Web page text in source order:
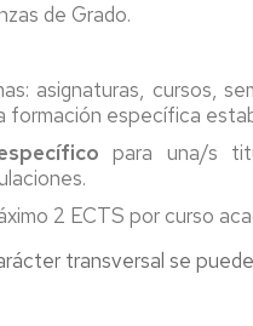
laboral
Expertia
de
de Grado.
asignaturas, cursos,
formación específica
para una/s
2 ECTS por curso
transversal se